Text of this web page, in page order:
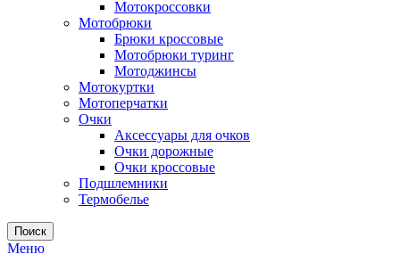
Мотокроссовки
Мотобрюки
Брюки кроссовые
Мотобрюки туринг
Мотоджинсы
Мотокуртки
Мотоперчатки
Очки
Аксессуары для очков
Очки дорожные
Очки кроссовые
Подшлемники
Термобелье
Поиск
Меню